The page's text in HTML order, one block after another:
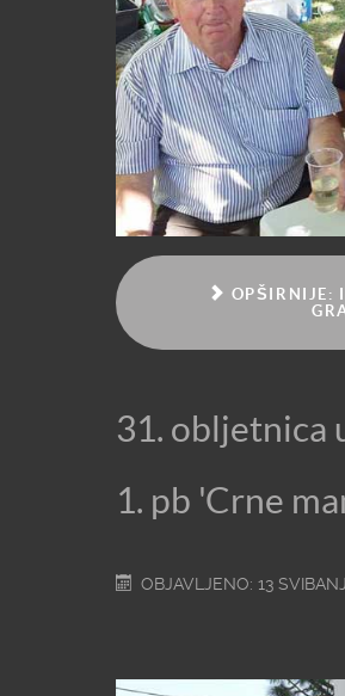
OPŠIRNIJE:
31. obljetnica
1. pb 'Crne
OBJAVLJENO: 13